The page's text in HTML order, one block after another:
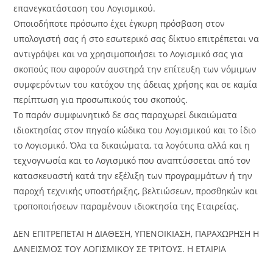
επανεγκατάσταση του Λογισμικού.
Οποιοδήποτε πρόσωπο έχει έγκυρη πρόσβαση στον
υπολογιστή σας ή στο εσωτερικό σας δίκτυο επιτρέπεται να
αντιγράψει και να χρησιμοποιήσει το Λογισμικό σας για
σκοπούς που αφορούν αυστηρά την επίτευξη των νόμιμων
συμφερόντων του κατόχου της άδειας χρήσης και σε καμία
περίπτωση για προσωπικούς του σκοπούς.
Το παρόν συμφωνητικό δε σας παραχωρεί δικαιώματα
ιδιοκτησίας στον πηγαίο κώδικα του Λογισμικού και το ίδιο
το Λογισμικό. Όλα τα δικαιώματα, τα λογότυπα αλλά και η
τεχνογνωσία και το Λογισμικό που αναπτύσσεται από τον
κατασκευαστή κατά την εξέλιξη των προγραμμάτων ή την
παροχή τεχνικής υποστήριξης, βελτιώσεων, προσθηκών και
τροποποιήσεων παραμένουν ιδιοκτησία της Εταιρείας.
ΔΕΝ ΕΠΙΤΡΕΠΕΤΑΙ Η ΔΙΑΘΕΣΗ, ΥΠΕΝΟΙΚΙΑΣΗ, ΠΑΡΑΧΩΡΗΣΗ Η
ΔΑΝΕΙΣΜΟΣ ΤΟΥ ΛΟΓΙΣΜΙΚΟΥ ΣΕ ΤΡΙΤΟΥΣ. Η ΕΤΑΙΡΙΑ